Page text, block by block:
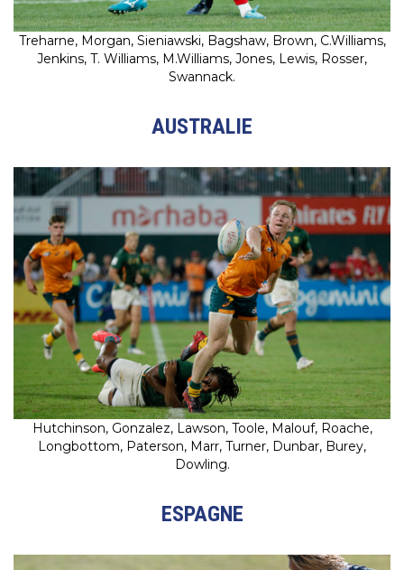
Treharne, Morgan, Sieniawski, Bagshaw, Brown, C.Williams,
Jenkins, T. Williams, M.Williams, Jones, Lewis, Rosser,
Swannack.
AUSTRALIE
Hutchinson, Gonzalez, Lawson, Toole, Malouf, Roache,
Longbottom, Paterson, Marr, Turner, Dunbar, Burey,
Dowling.
ESPAGNE